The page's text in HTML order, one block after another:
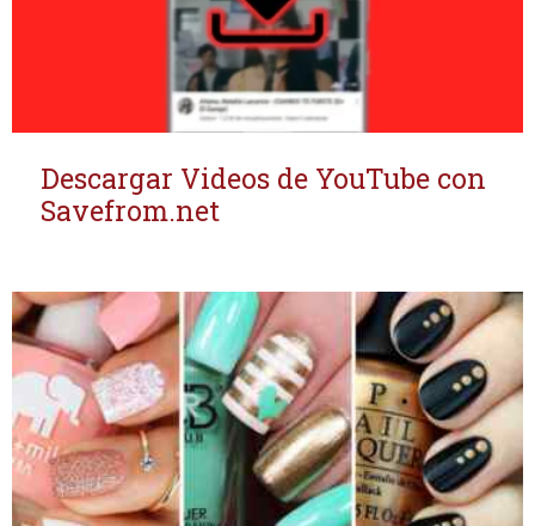
Descargar Videos de YouTube con
Savefrom.net